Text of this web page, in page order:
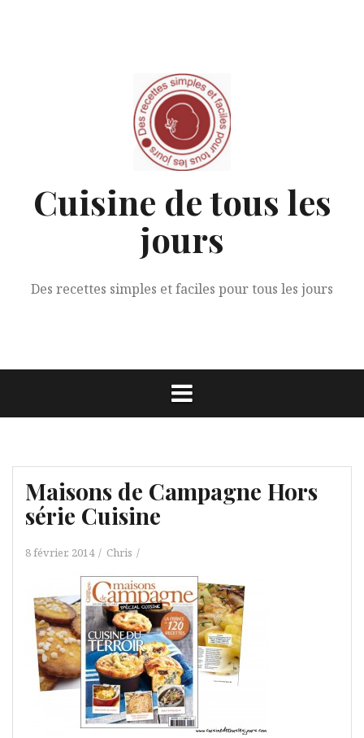
Cuisine de tous les
jours
Des recettes simples et faciles pour tous les jours
Maisons de Campagne Hors
série Cuisine
8 février, 2014 Chris